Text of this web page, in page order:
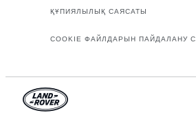
ҚҰПИЯЛЫЛЫҚ САЯСАТЫ
COOKIE ФАЙЛДАРЫН ПАЙДАЛАНУ